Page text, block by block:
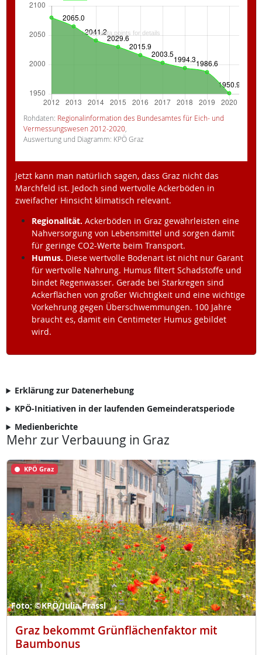
Rohdaten: Regionalinformation des Bundesamtes für Eich- und
Vermessungswesen 2012-2020,
Auswertung und Diagramm: KPÖ Graz
Jetzt kann man natürlich sagen, dass Graz nicht das
Marchfeld ist. Jedoch sind wertvolle Ackerböden in
zweifacher Hinsicht klimatisch relevant.
Regionalität. Ackerböden in Graz gewährleisten eine
Nahversorgung von Lebensmittel und sorgen damit
für geringe CO2-Werte beim Transport.
Humus. Diese wertvolle Bodenart ist nicht nur Garant
für wertvolle Nahrung. Humus filtert Schadstoffe und
bindet Regenwasser. Gerade bei Starkregen sind
Ackerflächen von großer Wichtigkeit und eine wichtige
Vorkehrung gegen Überschwemmungen. 100 Jahre
braucht es, damit ein Centimeter Humus gebildet
wird.
Erklärung zur Datenerhebung
KPÖ-Initiativen in der laufenden Gemeinderatsperiode
Medienberichte
Mehr zur Verbauung in Graz
KPÖ Graz
Foto: ©KPÖ/Julia Prassl
Graz bekommt Grünflächenfaktor mit
Baumbonus